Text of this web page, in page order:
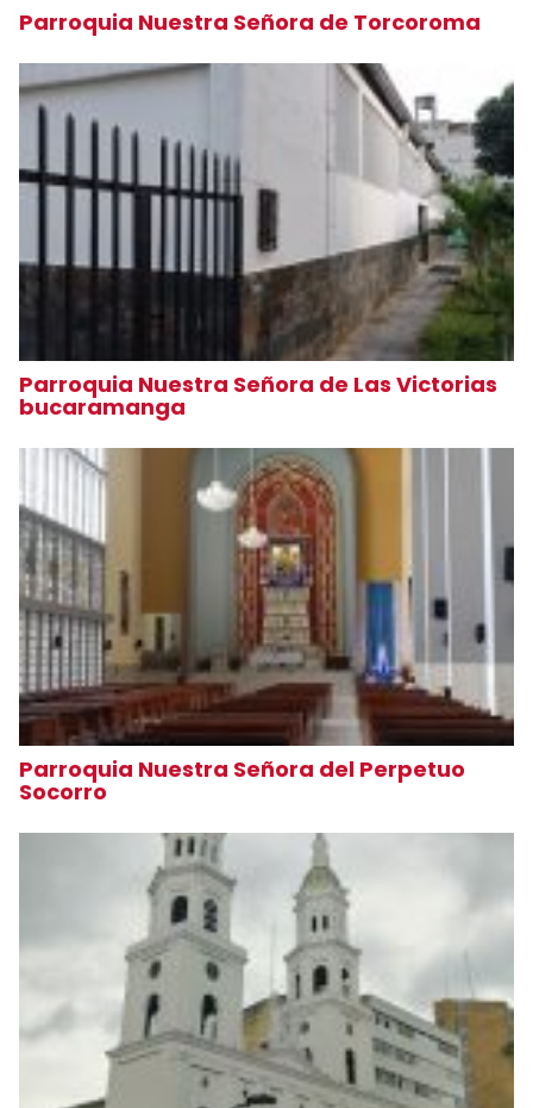
Parroquia Nuestra Señora de Torcoroma
Parroquia Nuestra Señora de Las Victorias
bucaramanga
Parroquia Nuestra Señora del Perpetuo
Socorro